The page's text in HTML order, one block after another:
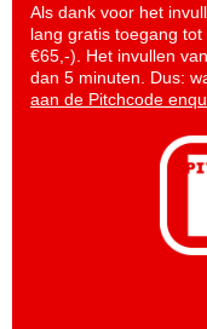
Als dank voor het
lang gratis toegang
€65,-). Het invullen
dan 5 minuten. Dus:
aan de Pitchcode